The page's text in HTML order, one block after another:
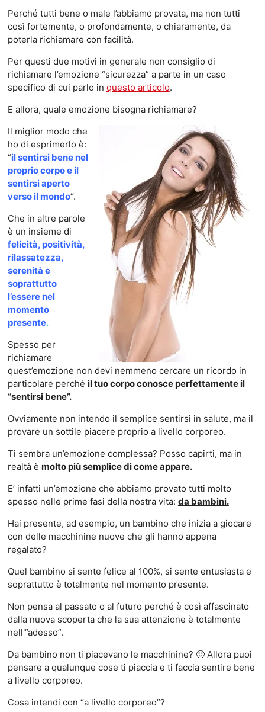
Perché tutti bene o male l’abbiamo provata, ma non tutti
così fortemente, o profondamente, o chiaramente, da
poterla richiamare con facilità.
Per questi due motivi in generale non consiglio di
richiamare l’emozione “sicurezza” a parte in un caso
specifico di cui parlo in questo articolo.
E allora, quale emozione bisogna richiamare?
Il miglior modo che
ho di esprimerlo è:
“il sentirsi bene nel
proprio corpo e il
sentirsi aperto
verso il mondo“.
Che in altre parole
è un insieme di
felicità, positività,
rilassatezza,
serenità e
soprattutto
l’essere nel
momento
presente.
Spesso per
richiamare
quest’emozione non devi nemmeno cercare un ricordo in
particolare perché il tuo corpo conosce perfettamente il
“sentirsi bene”.
Ovviamente non intendo il semplice sentirsi in salute, ma il
provare un sottile piacere proprio a livello corporeo.
Ti sembra un’emozione complessa? Posso capirti, ma in
realtà è molto più semplice di come appare.
E’ infatti un’emozione che abbiamo provato tutti molto
spesso nelle prime fasi della nostra vita: da bambini.
Hai presente, ad esempio, un bambino che inizia a giocare
con delle macchinine nuove che gli hanno appena
regalato?
Quel bambino si sente felice al 100%, si sente entusiasta e
soprattutto è totalmente nel momento presente.
Non pensa al passato o al futuro perché è così affascinato
dalla nuova scoperta che la sua attenzione è totalmente
nell'”adesso”.
Da bambino non ti piacevano le macchinine? 🙂 Allora puoi
pensare a qualunque cose ti piaccia e ti faccia sentire bene
a livello corporeo.
Cosa intendi con “a livello corporeo”?